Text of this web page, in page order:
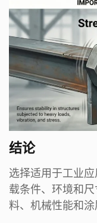
结论
选择适用于工业
载条件、环境和
料、机械性能和涂